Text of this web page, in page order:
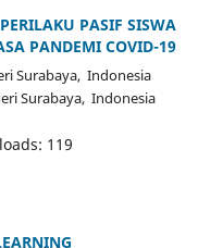
PASIF SISWA
PANDEMI COVID-19
Surabaya, Indonesia
Surabaya, Indonesia
119